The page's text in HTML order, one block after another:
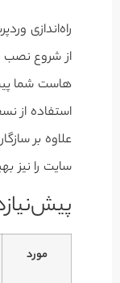
از شروع نصب
هاست شما
علاوه بر
سایت را نیز
مورد